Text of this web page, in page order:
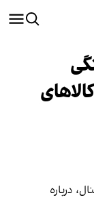
درباره